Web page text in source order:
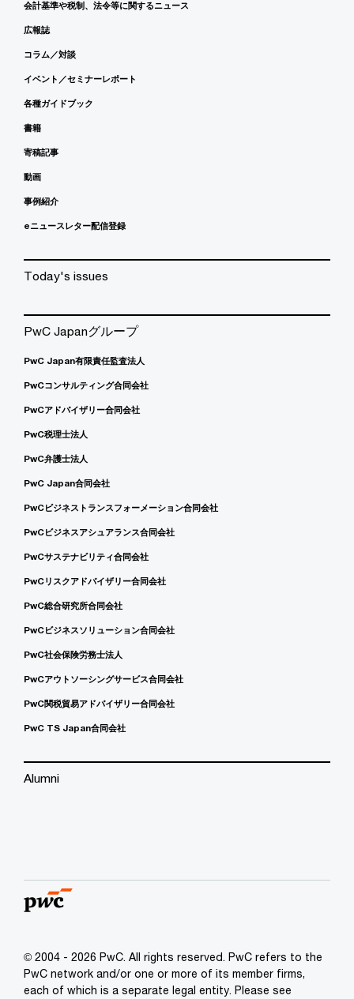
会計基準や税制、法令等に関するニュース
広報誌
コラム／対談
イベント／セミナーレポート
各種ガイドブック
書籍
寄稿記事
動画
事例紹介
eニュースレター配信登録
Today's issues
PwC Japanグループ
PwC Japan有限責任監査法人
PwCコンサルティング合同会社
PwCアドバイザリー合同会社
PwC税理士法人
PwC弁護士法人
PwC Japan合同会社
PwCビジネストランスフォーメーション合同会社
PwCビジネスアシュアランス合同会社
PwCサステナビリティ合同会社
PwCリスクアドバイザリー合同会社
PwC総合研究所合同会社
PwCビジネスソリューション合同会社
PwC社会保険労務士法人
PwCアウトソーシングサービス合同会社
PwC関税貿易アドバイザリー合同会社
PwC TS Japan合同会社
Alumni
© 2004 - 2026 PwC. All rights reserved. PwC refers to the
PwC network and/or one or more of its member firms,
each of which is a separate legal entity. Please see